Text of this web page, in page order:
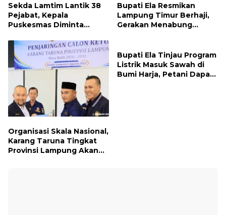
Sekda Lamtim Lantik 38
Pejabat, Kepala
Puskesmas Diminta
Hadir di Tengah
Masyarakat
Bupati Ela Resmikan
Lampung Timur Berhaji,
Gerakan Menabung
Organisasi Skala Nasional,
Karang Taruna Tingkat
Provinsi Lampung Akan
Bupati Ela Tinjau Program
Listrik Masuk Sawah di
Bumi Harja, Petani Dapat